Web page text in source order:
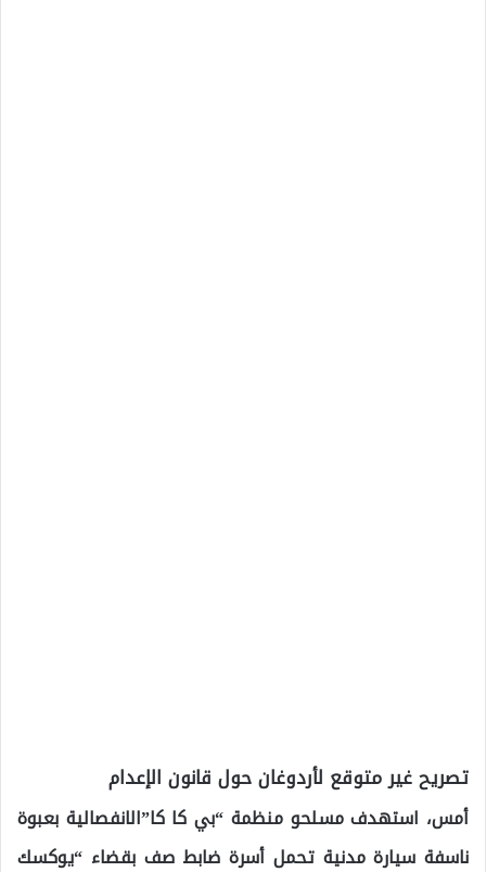
تصريح غير متوقع لأردوغان حول قانون الإعدام
أمس، استهدف مسلحو منظمة “بي كا كا”الانفصالية بعبوة
ناسفة سيارة مدنية تحمل أسرة ضابط صف بقضاء “يوكسك